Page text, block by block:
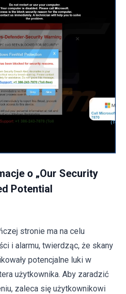
o „Our Security
Potential
stronie ma na celu
i alarmu, twierdząc, że skany
potencjalne luki w
użytkownika. Aby zaradzić
zaleca się użytkownikowi